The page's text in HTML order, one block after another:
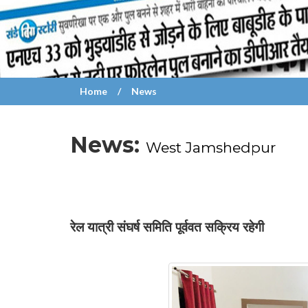
Home News
News: West Jamshedpur
रेल यात्री संघर्ष समिति पूर्ववत सक्रिय रहेगी